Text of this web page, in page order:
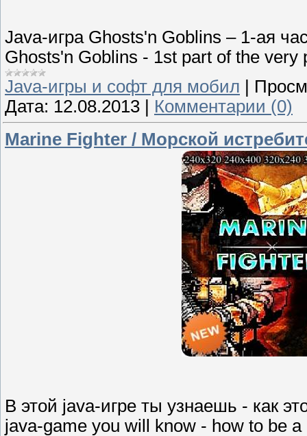
Java-игра Ghosts'n Goblins – 1-ая
Ghosts'n Goblins - 1st part of the very
Java-игры и софт для мобил
Дата: 12.08.2013
Комментарии (0)
Marine Fighter / Морской
В этой java-игре ты узнаешь - как
java-game you will know - how to be